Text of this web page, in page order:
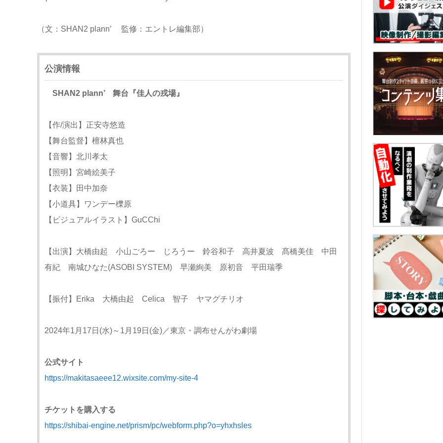
（文：SHAN2 plann’ 監修：エントレ編集部）
公演情報
SHAN2 plann’ 舞台『佳人の戎場』
【作/演出】正安寺悠造
【舞台監督】檀林真也
【音響】北川孝太
【照明】宮崎絵美子
【衣装】田中加奈
【小道具】ワンデー櫟原
【ビジュアルイラスト】GuCChi
【出演】大橋由起 小山ごろー じろうー 鈴谷和子 高井夏波 髙橋美佳 中田
有紀 南城ひなた(ASOBI SYSTEM) 早瀬絢美 原初音 平田瑞季
【振付】Erika 大橋由起 Celica 智子 ヤマグチリオ
2024年1月17日(水)～1月19日(金)／東京・調布せんがわ劇場
公式サイト
https://makitasaeee12.wixsite.com/my-site-4
チケットを購入する
https://shibai-engine.net/prism/pc/webform.php?o=yhxhsles